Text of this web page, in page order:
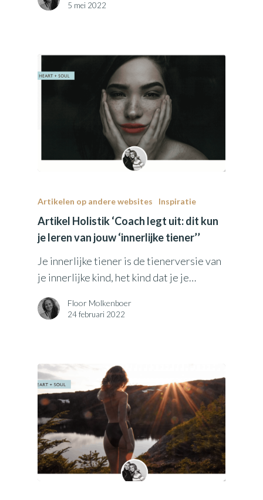
5 mei 2022
Artikelen op andere websites Inspiratie
Artikel Holistik ‘Coach legt uit: dit kun
je leren van jouw ‘innerlijke tiener’’
Je innerlijke tiener is de tienerversie van
je innerlijke kind, het kind dat je je…
Floor Molkenboer
24 februari 2022